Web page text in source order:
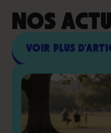
NOS
VOIR PLUS